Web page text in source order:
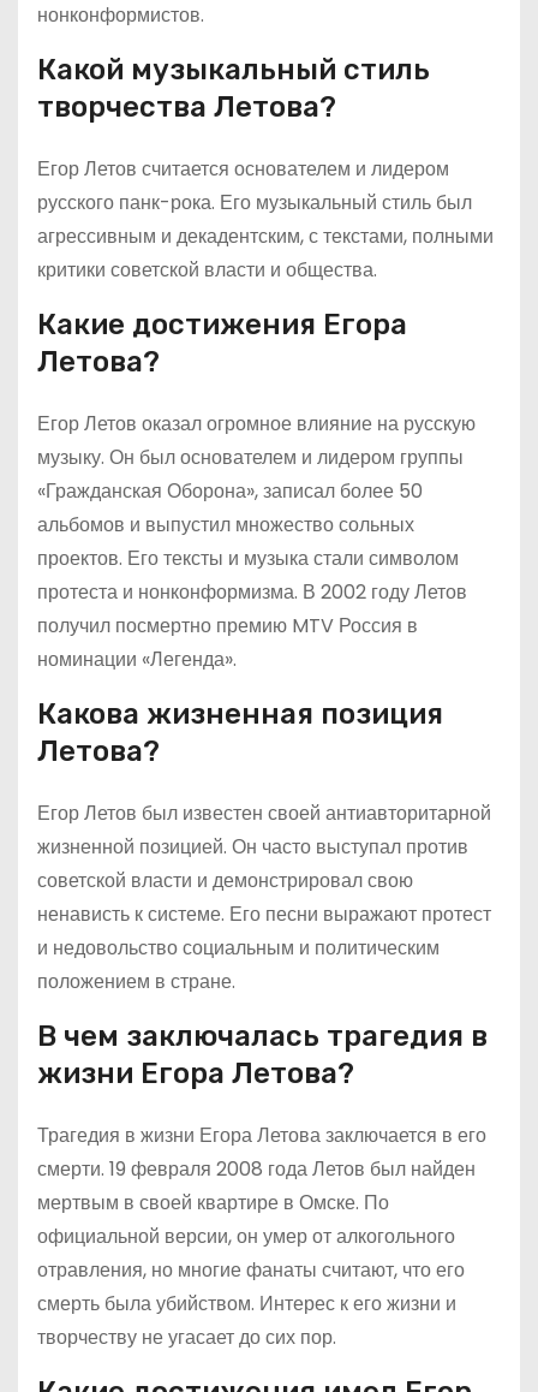
нонконформистов.
Какой музыкальный стиль
творчества Летова?
Егор Летов считается основателем и лидером
русского панк-рока. Его музыкальный стиль был
агрессивным и декадентским, с текстами, полными
критики советской власти и общества.
Какие достижения Егора
Летова?
Егор Летов оказал огромное влияние на русскую
музыку. Он был основателем и лидером группы
«Гражданская Оборона», записал более 50
альбомов и выпустил множество сольных
проектов. Его тексты и музыка стали символом
протеста и нонконформизма. В 2002 году Летов
получил посмертно премию MTV Россия в
номинации «Легенда».
Какова жизненная позиция
Летова?
Егор Летов был известен своей антиавторитарной
жизненной позицией. Он часто выступал против
советской власти и демонстрировал свою
ненависть к системе. Его песни выражают протест
и недовольство социальным и политическим
положением в стране.
В чем заключалась трагедия в
жизни Егора Летова?
Трагедия в жизни Егора Летова заключается в его
смерти. 19 февраля 2008 года Летов был найден
мертвым в своей квартире в Омске. По
официальной версии, он умер от алкогольного
отравления, но многие фанаты считают, что его
смерть была убийством. Интерес к его жизни и
творчеству не угасает до сих пор.